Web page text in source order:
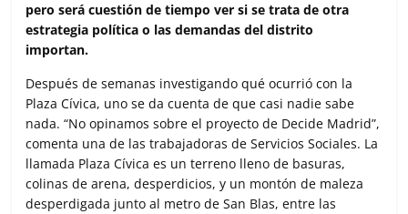
pero será cuestión de tiempo ver si se trata de otra
estrategia política o las demandas del distrito
importan.
Después de semanas investigando qué ocurrió con la
Plaza Cívica, uno se da cuenta de que casi nadie sabe
nada. “No opinamos sobre el proyecto de Decide Madrid”,
comenta una de las trabajadoras de Servicios Sociales. La
llamada Plaza Cívica es un terreno lleno de basuras,
colinas de arena, desperdicios, y un montón de maleza
desperdigada junto al metro de San Blas, entre las